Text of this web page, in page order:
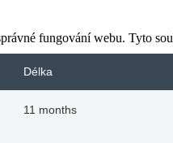
fungování webu. Tyto
Délka
11 months